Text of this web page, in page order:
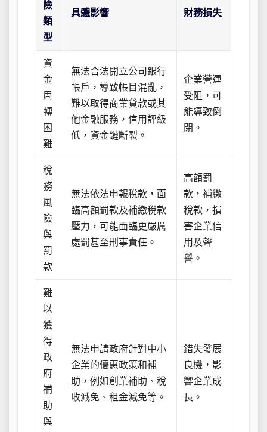
險
類
型
具體影響 財務損失
資
金
周
轉
困
難
無法合法開立公司銀行
帳戶，導致帳目混亂，
難以取得商業貸款或其
他金融服務，信用評級
低，資金鏈斷裂。
企業營運
受阻，可
能導致倒
閉。
稅
務
風
險
與
罰
款
無法依法申報稅款，面
臨高額罰款及補繳稅款
壓力，可能面臨更嚴厲
處罰甚至刑事責任。
高額罰
款，補繳
稅款，損
害企業信
用及聲
譽。
難
以
獲
得
政
府
補
助
與
無法申請政府針對中小
企業的優惠政策和補
助，例如創業補助、稅
收減免、租金減免等。
錯失發展
良機，影
響企業成
長。